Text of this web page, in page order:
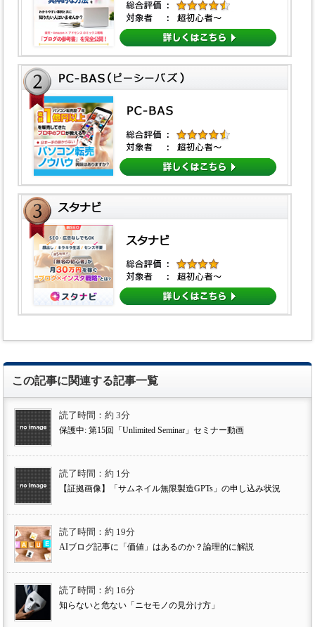
この記事に関連する記事一覧
読了時間：約 3分
保護中: 第15回「Unlimited Seminar」セミナー動画
読了時間：約 1分
【証拠画像】「サムネイル無限製造GPTs」の申し込み状況
読了時間：約 19分
AIブログ記事に「価値」はあるのか？論理的に解説
読了時間：約 16分
知らないと危ない「ニセモノの見分け方」